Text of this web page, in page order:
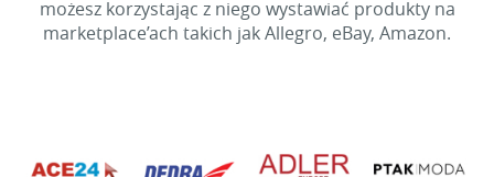
możesz korzystając z niego wystawiać produkty na
marketplace’ach takich jak Allegro, eBay, Amazon.